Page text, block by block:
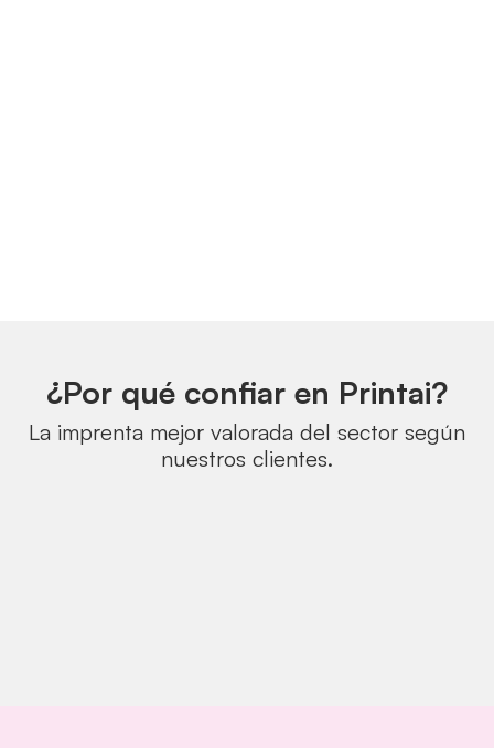
¿Por qué confiar en Printai?
La imprenta mejor valorada del sector según
nuestros clientes.